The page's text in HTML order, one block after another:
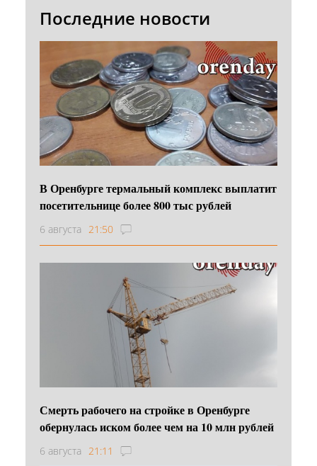
Последние новости
В Оренбурге термальный комплекс выплатит
посетительнице более 800 тыс рублей
6 августа 21:50
Смерть рабочего на стройке в Оренбурге
обернулась иском более чем на 10 млн рублей
6 августа 21:11